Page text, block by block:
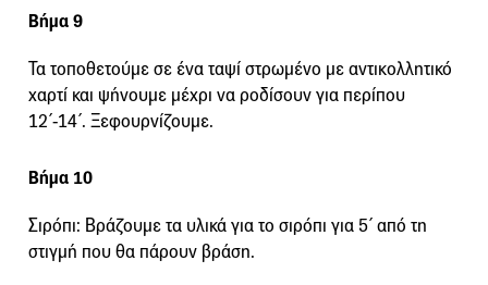
Βήμα 9
Τα τοποθετούμε σε ένα ταψί στρωμένο με αντικολλητικό
χαρτί και ψήνουμε μέχρι να ροδίσουν για περίπου
12΄-14΄. Ξεφουρνίζουμε.
Βήμα 10
Σιρόπι: Βράζουμε τα υλικά για το σιρόπι για 5΄ από τη
στιγμή που θα πάρουν βράση.